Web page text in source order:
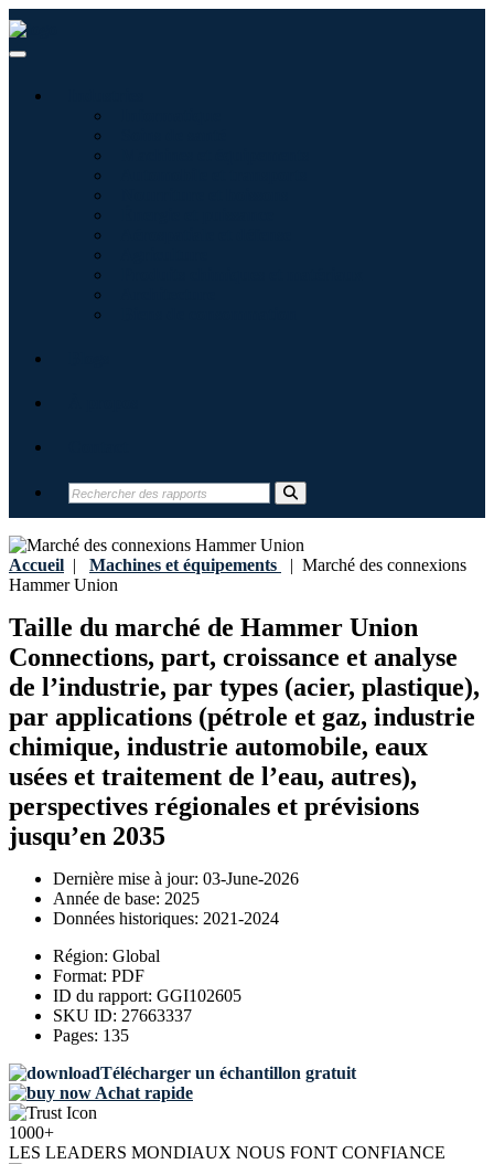
Accueil | Machines et équipements | Marché des connexions
Hammer Union
Taille du marché de Hammer Union
Connections, part, croissance et analyse
de l’industrie, par types (acier, plastique),
par applications (pétrole et gaz, industrie
chimique, industrie automobile, eaux
usées et traitement de l’eau, autres),
perspectives régionales et prévisions
jusqu’en 2035
Dernière mise à jour: 03-June-2026
Année de base: 2025
Données historiques: 2021-2024
Région: Global
Format: PDF
ID du rapport: GGI102605
SKU ID: 27663337
Pages: 135
Télécharger un échantillon gratuit
Achat rapide
1000+
LES LEADERS MONDIAUX NOUS FONT CONFIANCE